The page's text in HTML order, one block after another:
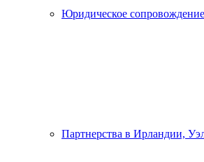
Юридическое сопровождение
Партнерства в Ирландии,